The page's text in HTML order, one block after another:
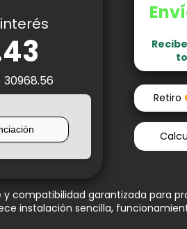
30968.56
Retiro
compatibilidad garantizada para
instalación sencilla,